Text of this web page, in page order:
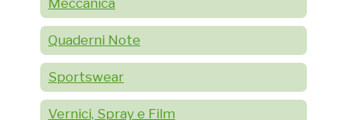
Meccanica
Quaderni Note
Sportswear
Vernici, Spray e Film